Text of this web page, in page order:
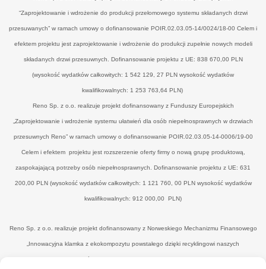
“Zaprojektowanie i wdrożenie do produkcji przełomowego systemu składanych drzwi
przesuwanych” w ramach umowy o dofinansowanie POIR.02.03.05-14/0024/18-00 Celem i
efektem projektu jest zaprojektowanie i wdrożenie do produkcji zupełnie nowych modeli
składanych drzwi przesuwnych. Dofinansowanie projektu z UE: 838 670,00 PLN
(wysokość wydatków całkowitych: 1 542 129, 27 PLN wysokość wydatków
kwalifikowalnych: 1 253 763,64 PLN)
Reno Sp. z o.o. realizuje projekt dofinansowany z Funduszy Europejskich
„Zaprojektowanie i wdrożenie systemu ułatwień dla osób niepełnosprawnych w drzwiach
przesuwnych Reno” w ramach umowy o dofinansowanie POIR.02.03.05-14-0006/19-00
Celem i efektem projektu jest rozszerzenie oferty firmy o nową grupę produktową,
zaspokajającą potrzeby osób niepełnosprawnych. Dofinansowanie projektu z UE: 631
200,00 PLN (wysokość wydatków całkowitych: 1 121 760, 00 PLN wysokość wydatków
kwalifikowalnych: 912 000,00 PLN)
Reno Sp. z o.o. realizuje projekt dofinansowany z Norweskiego Mechanizmu Finansowego
„Innowacyjna klamka z ekokompozytu powstałego dzięki recyklingowi naszych
poprodukcyjnych odpadów drzewnych’" w ramach umowy o dofinansowanie UWP-